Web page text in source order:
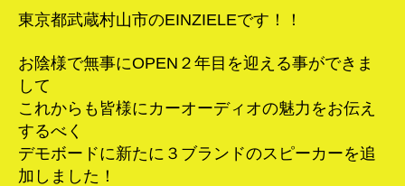
た！！
の
東京都武蔵村山市のEINZIELEです！！
お陰様で無事にOPEN２年目を迎える事ができま
して
これからも皆様にカーオーディオの魅力をお伝え
するべく
デモボードに新たに３ブランドのスピーカーを追
加しました！